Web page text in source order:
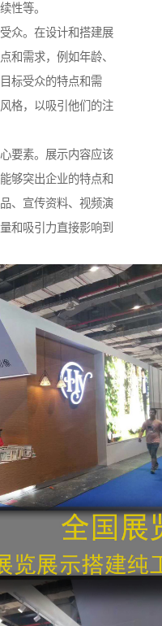
性等。
众。在设计和搭建展
和需求，例如年龄、
标受众的特点和需
格，以吸引他们的注
要素。展示内容应该
够突出企业的特点和
、宣传资料、视频演
和吸引力直接影响到